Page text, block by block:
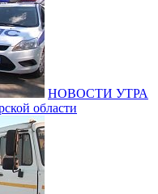
НОВОСТИ УТРА
области